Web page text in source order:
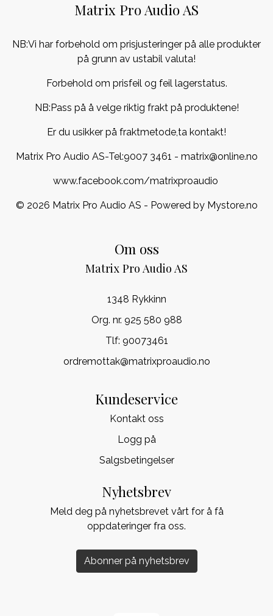
Matrix Pro Audio AS
NB:Vi har forbehold om prisjusteringer på alle produkter
på grunn av ustabil valuta!
Forbehold om prisfeil og feil lagerstatus.
NB:Pass på å velge riktig frakt på produktene!
Er du usikker på fraktmetode,ta kontakt!
Matrix Pro Audio AS-Tel:9007 3461 - matrix@online.no
www.facebook.com/matrixproaudio
© 2026 Matrix Pro Audio AS - Powered by Mystore.no
Om oss
Matrix Pro Audio AS
1348 Rykkinn
Org. nr. 925 580 988
Tlf: 90073461
ordremottak@matrixproaudio.no
Kundeservice
Kontakt oss
Logg på
Salgsbetingelser
Nyhetsbrev
Meld deg på nyhetsbrevet vårt for å få
oppdateringer fra oss.
Abonner på nyhetsbrev